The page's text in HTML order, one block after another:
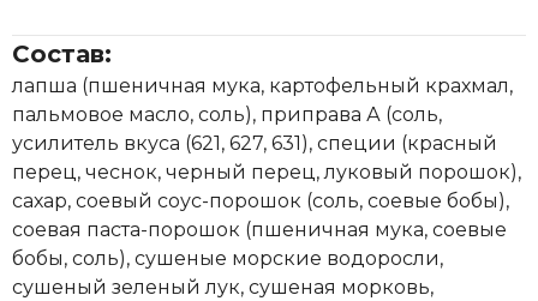
Состав:
лапша (пшеничная мука, картофельный крахмал,
пальмовое масло, соль), приправа А (соль,
усилитель вкуса (621, 627, 631), специи (красный
перец, чеснок, черный перец, луковый порошок),
сахар, соевый соус-порошок (соль, соевые бобы),
соевая паста-порошок (пшеничная мука, соевые
бобы, соль), сушеные морские водоросли,
сушеный зеленый лук, сушеная морковь,